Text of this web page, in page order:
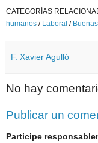
CATEGORÍAS
humanos / Laboral /
F. Xavier Agulló
No hay
Publicar un
Participe